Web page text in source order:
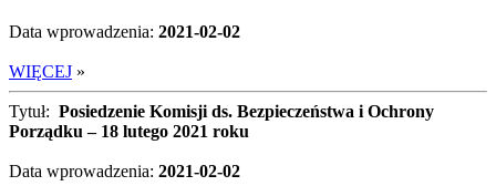
Data wprowadzenia: 2021-02-02
WIĘCEJ »
Tytuł: Posiedzenie Komisji ds. Bezpieczeństwa i Ochrony
Porządku – 18 lutego 2021 roku
Data wprowadzenia: 2021-02-02